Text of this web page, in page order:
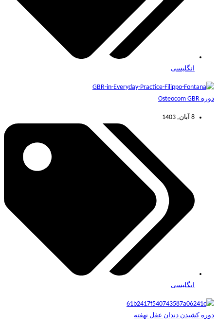
انگلیسی
دوره Osteocom GBR
8 آبان, 1403
انگلیسی
دوره کشیدن دندان عقل نهفته